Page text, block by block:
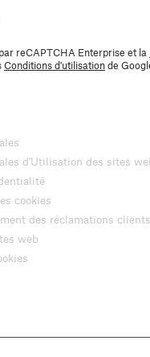
reCAPTCHA Enterprise et la
Conditions d'utilisationde
d'Utilisation des sites
cookies
des réclamations clients
web